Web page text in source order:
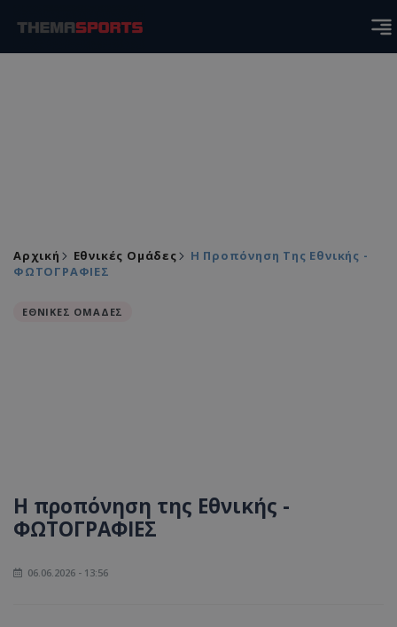
Αρχική Εθνικές Ομάδες
Η Προπόνηση Της Εθνικής -
ΦΩΤΟΓΡΑΦΙΕΣ
ΕΘΝΙΚΕΣ ΟΜΑΔΕΣ
Η προπόνηση της Εθνικής -
ΦΩΤΟΓΡΑΦΙΕΣ
06.06.2026 - 13:56